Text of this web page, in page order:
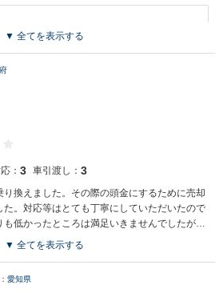
株式会社ネクステージでございます。 この
種となっております。コンパクトカーの他
動車などの各種専門店を展開しているた
たら是非お力添えできれば幸いでございま
▼ 全てを表示する
： 3 車引渡し： 3
換えました。その際の頭金にするために売却
た。対応等はとても丁寧にしていただいたので
低かったところは満足いきませんでしたが、
▼ 全てを表示する
愛知県